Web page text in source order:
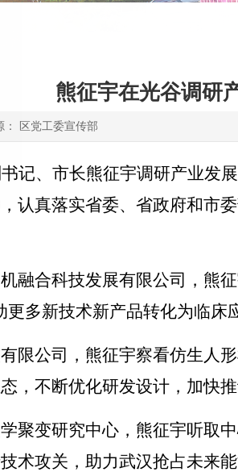
熊征宇在光谷调研
： 区党工委宣传部
记、市长熊征宇调研产业发
认真落实省委、省政府和市
融合科技发展有限公司，熊
更多新技术新产品转化为临床
限公司，熊征宇察看仿生人
，不断优化研发设计，加快
聚变研究中心，熊征宇听取
术攻关，助力武汉抢占未来能